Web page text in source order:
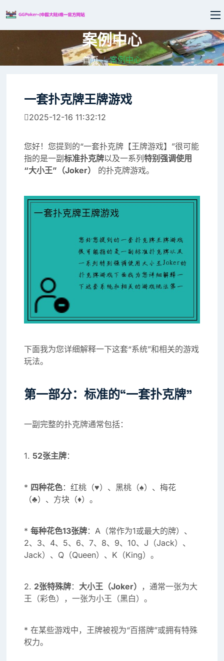
案例中心
首页 案例中心
一套扑克牌王牌游戏
2025-12-16 11:32:12
您好！您提到的“一套扑克牌【王牌游戏】”很可能
指的是一副 标准扑克牌以及一系列 特别强调使用
“大小王”（Joker）
的扑克牌游戏。
下面我为您详细解释一下这套“系统”和相关的游戏
玩法。
第一部分：标准的“一套扑克牌”
一副完整的扑克牌通常包括：
1. 52张主牌：
* 四种花色：红桃（♥）、黑桃（♠）、梅花
（♣）、方块（♦）。
* 每种花色13张牌：A（常作为1或最大的牌）、
2、3、4、5、6、7、8、9、10、J（Jack）、
Jack）、Q（Queen）、K（King）。
2. 2张特殊牌： 大小王（Joker） ，通常一张为大
王（彩色），一张为小王（黑白）。
* 在某些游戏中，王牌被视为“百搭牌”或拥有特殊
权力。